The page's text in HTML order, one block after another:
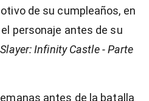
de su cumpleaños, en
personaje antes de su
Infinity Castle - Parte
antes de la batalla